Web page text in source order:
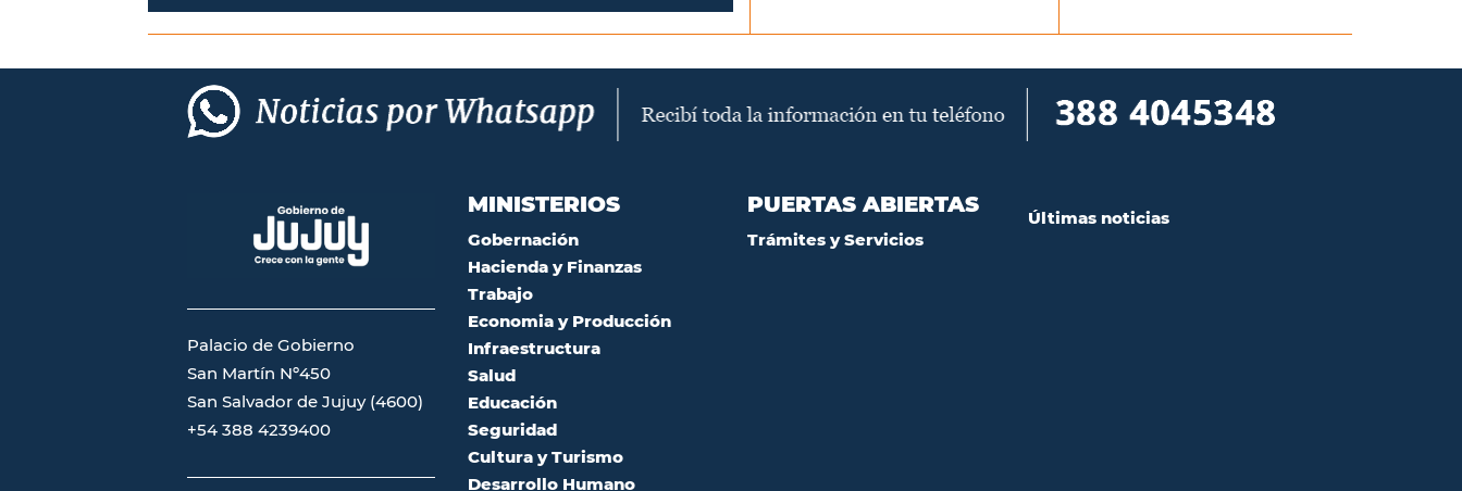
Palacio de Gobierno
San Martín Nº450
San Salvador de Jujuy (4600)
+54 388 4239400
MINISTERIOS
Gobernación
Hacienda y Finanzas
Trabajo
Economia y Producción
Infraestructura
Salud
Educación
Seguridad
Cultura y Turismo
Desarrollo Humano
PUERTAS ABIERTAS
Trámites y Servicios
Últimas noticias